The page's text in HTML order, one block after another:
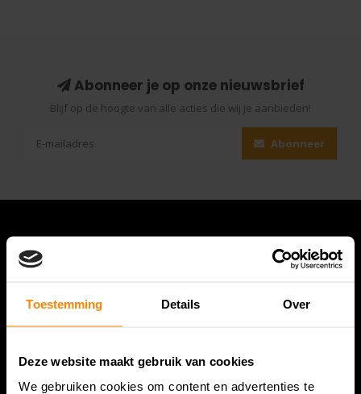
Toestemming Details Over
Deze website maakt gebruik van cookies
We gebruiken cookies om content en advertenties te
Abonneer je op onze nieuwsbrief
Blijf op de hoogte van alle acties die wij je aanbieden!
Abonneer
Bespanracket.nl is dé racketspecialist van Lelystad en